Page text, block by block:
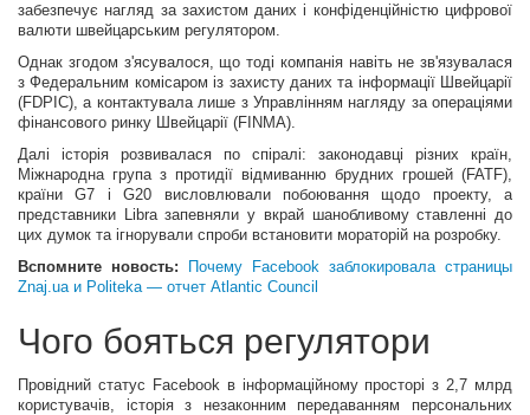
забезпечує нагляд за захистом даних і конфіденційністю цифрової
валюти швейцарським регулятором.
Однак згодом з'ясувалося, що тоді компанія навіть не зв'язувалася
з Федеральним комісаром із захисту даних та інформації Швейцарії
(FDPIC), а контактувала лише з Управлінням нагляду за операціями
фінансового ринку Швейцарії (FINMA).
Далі історія розвивалася по спіралі: законодавці різних країн,
Міжнародна група з протидії відмиванню брудних грошей (FATF),
країни G7 і G20 висловлювали побоювання щодо проекту, а
представники Libra запевняли у вкрай шанобливому ставленні до
цих думок та ігнорували спроби встановити мораторій на розробку.
Вспомните новость:
Почему Facebook заблокировала страницы
Znaj.ua и Politeka — отчет Atlantic Council
Чого бояться регулятори
Провідний статус Facebook в інформаційному просторі з 2,7 млрд
користувачів, історія з незаконним передаванням персональних